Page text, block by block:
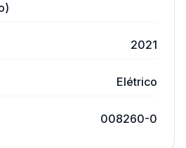
2021
Elétrico
008260-0